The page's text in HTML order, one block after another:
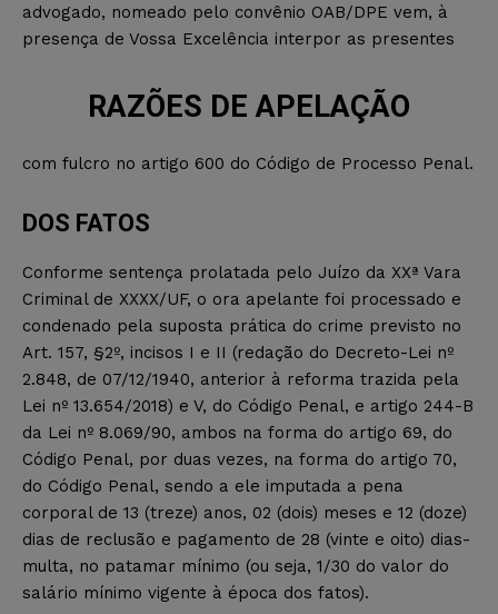
advogado, nomeado pelo convênio OAB/DPE vem, à
presença de Vossa Excelência interpor as presentes
RAZÕES DE APELAÇÃO
com fulcro no artigo 600 do Código de Processo Penal.
DOS FATOS
Conforme sentença prolatada pelo Juízo da XXª Vara
Criminal de XXXX/UF, o ora apelante foi processado e
condenado pela suposta prática do crime previsto no
Art. 157, §2º, incisos I e II (redação do Decreto-Lei nº
2.848, de 07/12/1940, anterior à reforma trazida pela
Lei nº 13.654/2018) e V, do Código Penal, e artigo 244-B
da Lei nº 8.069/90, ambos na forma do artigo 69, do
Código Penal, por duas vezes, na forma do artigo 70,
do Código Penal, sendo a ele imputada a pena
corporal de 13 (treze) anos, 02 (dois) meses e 12 (doze)
dias de reclusão e pagamento de 28 (vinte e oito) dias-
multa, no patamar mínimo (ou seja, 1/30 do valor do
salário mínimo vigente à época dos fatos).